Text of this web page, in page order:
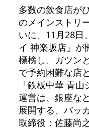
多数の飲食店が
のメインストリ
いに、11月28日
イ 神楽坂店」が
標榜し、ガツン
で予約困難な店
「鉄板中華 青山
運営は、銀座な
展開する、バッ
取締役：佐藤尚